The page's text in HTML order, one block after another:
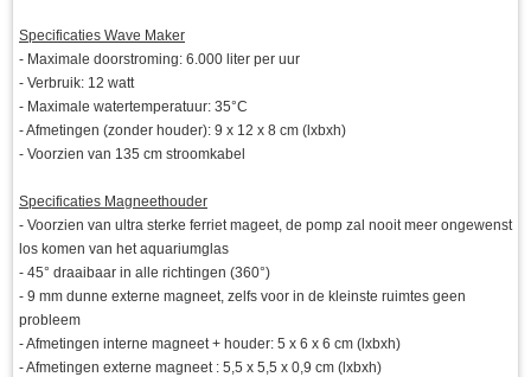
Specificaties Wave Maker
- Maximale doorstroming: 6.000 liter per uur
- Verbruik: 12 watt
- Maximale watertemperatuur: 35°C
- Afmetingen (zonder houder): 9 x 12 x 8 cm (lxbxh)
- Voorzien van 135 cm stroomkabel
Specificaties Magneethouder
- Voorzien van ultra sterke ferriet mageet, de pomp zal nooit meer ongewenst
los komen van het aquariumglas
- 45° draaibaar in alle richtingen (360°)
- 9 mm dunne externe magneet, zelfs voor in de kleinste ruimtes geen
probleem
- Afmetingen interne magneet + houder: 5 x 6 x 6 cm (lxbxh)
- Afmetingen externe magneet : 5,5 x 5,5 x 0,9 cm (lxbxh)